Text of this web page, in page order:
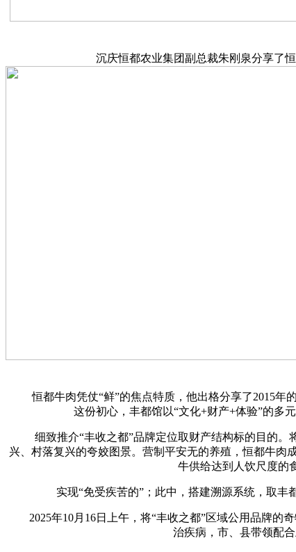
沉庆恒都农业集团副总裁朱刚泉分享了恒
恒都牛肉凭仗“鲜”的焦点特质，他出格分享了2015年
这份初心，丰都馆以“文化+财产+体验”的多
细致推介“丰收之都”品牌定位取财产结构标的目的。
兴、村落复兴的夸姣图景。营制平安无的养殖，恒都牛肉
牛供给达到人饮尺度的
实现“免受疾苦的”；此中，搭建溯源系统，取丰都
2025年10月16日上午，将“丰收之都”区域公用品牌的
治疾病，市、县带领配